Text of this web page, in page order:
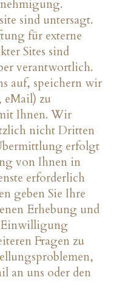
sind untersagt.
für externe
Sites sind
verantwortlich.
auf, speichern wir
eMail) zu
Ihnen. Wir
nicht Dritten
erfolgt
von Ihnen in
erforderlich
geben Sie Ihre
Erhebung und
Einwilligung
Fragen zu
an uns oder den